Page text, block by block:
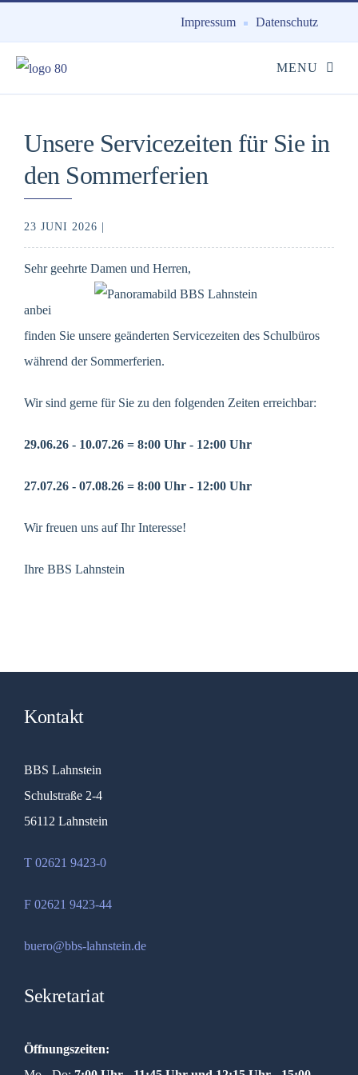
Impressum Datenschutz
Unsere Servicezeiten für Sie in
den Sommerferien
23 JUNI 2026 |
Sehr geehrte Damen und Herren,
anbei
finden Sie unsere geänderten Servicezeiten des Schulbüros
während der Sommerferien.
Wir sind gerne für Sie zu den folgenden Zeiten erreichbar:
29.06.26 - 10.07.26 = 8:00 Uhr - 12:00 Uhr
27.07.26 - 07.08.26 = 8:00 Uhr - 12:00 Uhr
Wir freuen uns auf Ihr Interesse!
Ihre BBS Lahnstein
Kontakt
BBS Lahnstein
Schulstraße 2-4
56112 Lahnstein
T 02621 9423-0
F 02621 9423-44
buero@bbs-lahnstein.de
Sekretariat
Öffnungszeiten: